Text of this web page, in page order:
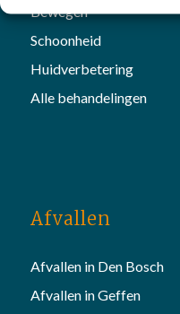
Bewegen
Schoonheid
Huidverbetering
Alle behandelingen
Afvallen
Afvallen in Den Bosch
Afvallen in Geffen